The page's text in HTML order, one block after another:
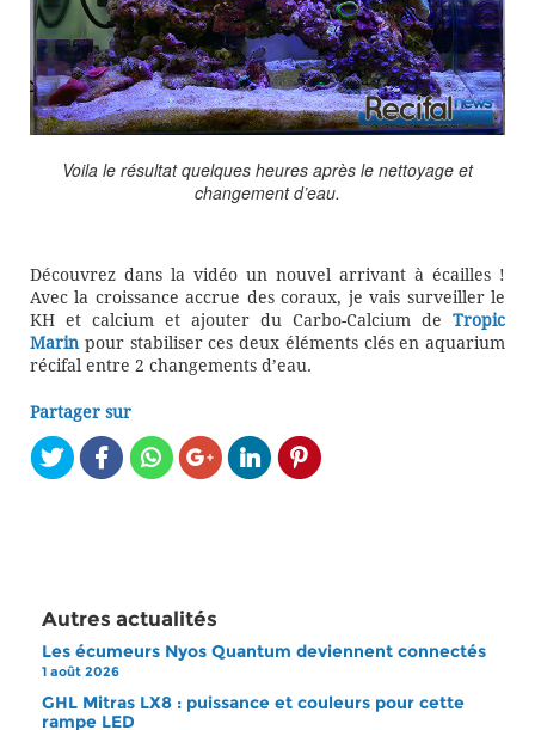
Voila le résultat quelques heures après le nettoyage et
changement d’eau.
Découvrez dans la vidéo un nouvel arrivant à écailles !
Avec la croissance accrue des coraux, je vais surveiller le
KH et calcium et ajouter du Carbo-Calcium de Tropic
Marinpour stabiliser ces deux éléments clés en aquarium
récifal entre 2 changements d’eau.
Partager sur
Autres actualités
Les écumeurs Nyos Quantum deviennent connectés
1 août 2026
GHL Mitras LX8 : puissance et couleurs pour cette
rampe LED